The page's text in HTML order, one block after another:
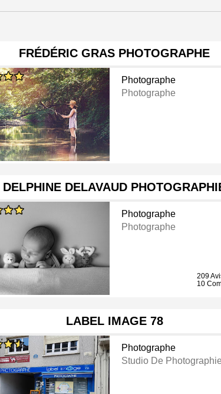
FRÉDÉRIC GRAS PHOTOGRAPHE
Photographe
Photographe
DELPHINE DELAVAUD
Photographe
Photographe
209
10
LABEL IMAGE 78
Photographe
Studio De Photographie